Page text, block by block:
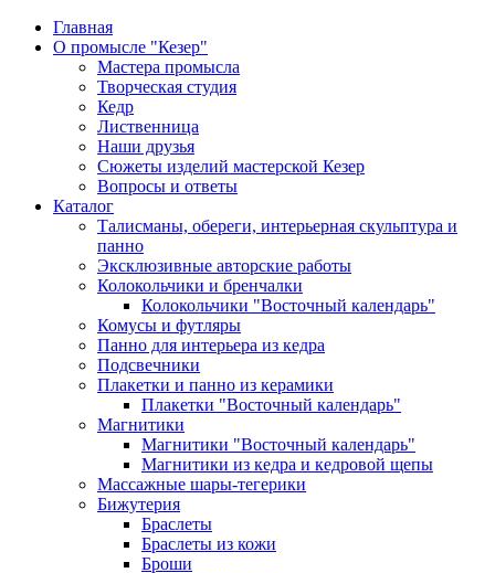
Главная
О промысле "Кезер"
Мастера промысла
Творческая студия
Кедр
Лиственница
Наши друзья
Сюжеты изделий мастерской Кезер
Вопросы и ответы
Каталог
Талисманы, обереги, интерьерная скульптура и
панно
Эксклюзивные авторские работы
Колокольчики и бренчалки
Колокольчики "Восточный календарь"
Комусы и футляры
Панно для интерьера из кедра
Подсвечники
Плакетки и панно из керамики
Плакетки "Восточный календарь"
Магнитики
Магнитики "Восточный календарь"
Магнитики из кедра и кедровой щепы
Массажные шары-тегерики
Бижутерия
Браслеты
Браслеты из кожи
Броши